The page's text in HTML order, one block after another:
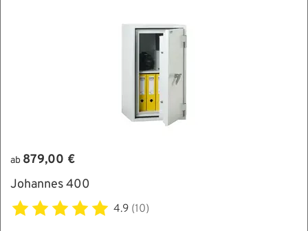
ab 879,00 €
Johannes 400
4.9 (10)